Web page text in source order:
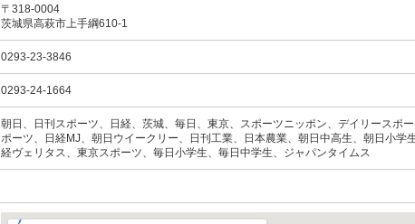
〒318-0004
茨城県高萩市上手綱610-1
0293-23-3846
0293-24-1664
朝日、日刊スポーツ、日経、茨城、毎日、東京、スポーツニッポン、デイリースポ
ポーツ、日経MJ、朝日ウイークリー、日刊工業、日本農業、朝日中高生、朝日小学
経ヴェリタス、東京スポーツ、毎日小学生、毎日中学生、ジャパンタイムス